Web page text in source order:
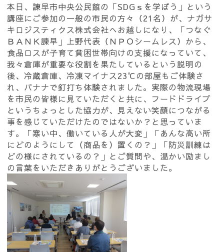
本日、諌早市中央公民館の「SDGｓを学ぼう」という
講座にご参加の一般の市民の方々（21名）が、ナガサ
キロジスティクス株式会社へお越しになり、「つなぐ
ＢＡＮＫ諫早」上野代表（ＮＰＯシームレス）から、
食品ロスが子育て貧困世帯向けの支援になっていて、
我々倉庫が重要な役割を果たしているという説明の
後、冷蔵倉庫、冷凍マイナス23℃の部屋もご体験さ
れ、バナナで釘打ち体験されました。実際の物流現場
を市民の皆様に見ていただくと共に、フードドライブ
というちょっとした協力が、見えない笑顔につながる
事を感じていただけたのではないか？と思っていま
す。「寒い中、働いている人が大変」「あんな高い所
にどのようにして（商品を）置くの？」「防災訓練は
どの様にされているの？」とご質問や、温かい励まし
の言葉をいただきありがとうございました。